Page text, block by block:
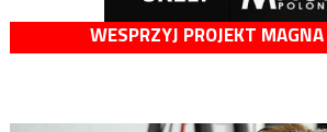
WESPRZYJ PROJEKT